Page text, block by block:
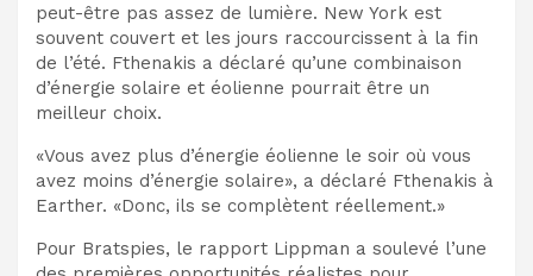
peut-être pas assez de lumière. New York est
souvent couvert et les jours raccourcissent à la fin
de l’été. Fthenakis a déclaré qu’une combinaison
d’énergie solaire et éolienne pourrait être un
meilleur choix.
«Vous avez plus d’énergie éolienne le soir où vous
avez moins d’énergie solaire», a déclaré Fthenakis à
Earther. «Donc, ils se complètent réellement.»
Pour Bratspies, le rapport Lippman a soulevé l’une